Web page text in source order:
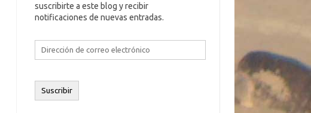
suscribirte a este blog y recibir
notificaciones de nuevas entradas.
Dirección
electrónico
Suscribir